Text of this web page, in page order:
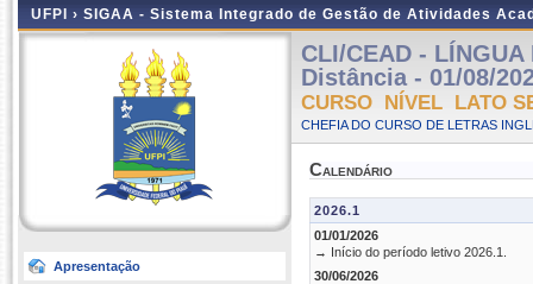
UFPI › SIGAA - Sistema Integrado de Gestão de Atividades
Apresentação
CLI/CEAD -
Distância - 01/08/
CURSO NÍVEL LATO
CHEFIA DO CURSO DE LETRAS
Calendário
2026.1
01/01/2026
→ Início do período letivo 2026.1.
30/06/2026